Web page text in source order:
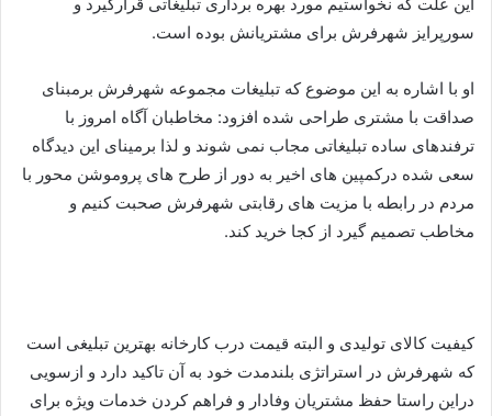
این علت که نخواستیم مورد بهره برداری تبلیغاتی قرارگیرد و
سورپرایز شهرفرش برای مشتریانش بوده است.
او با اشاره به این موضوع که تبلیغات مجموعه شهرفرش برمبنای
صداقت با مشتری طراحی شده افزود: مخاطبان آگاه امروز با
ترفندهای ساده تبلیغاتی مجاب نمی شوند و لذا برمینای این دیدگاه
سعی شده درکمپین های اخیر به دور از طرح های پروموشن محور با
مردم در رابطه با مزیت های رقابتی شهرفرش صحبت کنیم و
مخاطب تصمیم گیرد از کجا خرید کند.
کیفیت کالای تولیدی و البته قیمت درب کارخانه بهترین تبلیغی است
که شهرفرش در استراتژی بلندمدت خود به آن تاکید دارد و ازسویی
دراین راستا حفظ مشتریان وفادار و فراهم کردن خدمات ویژه برای